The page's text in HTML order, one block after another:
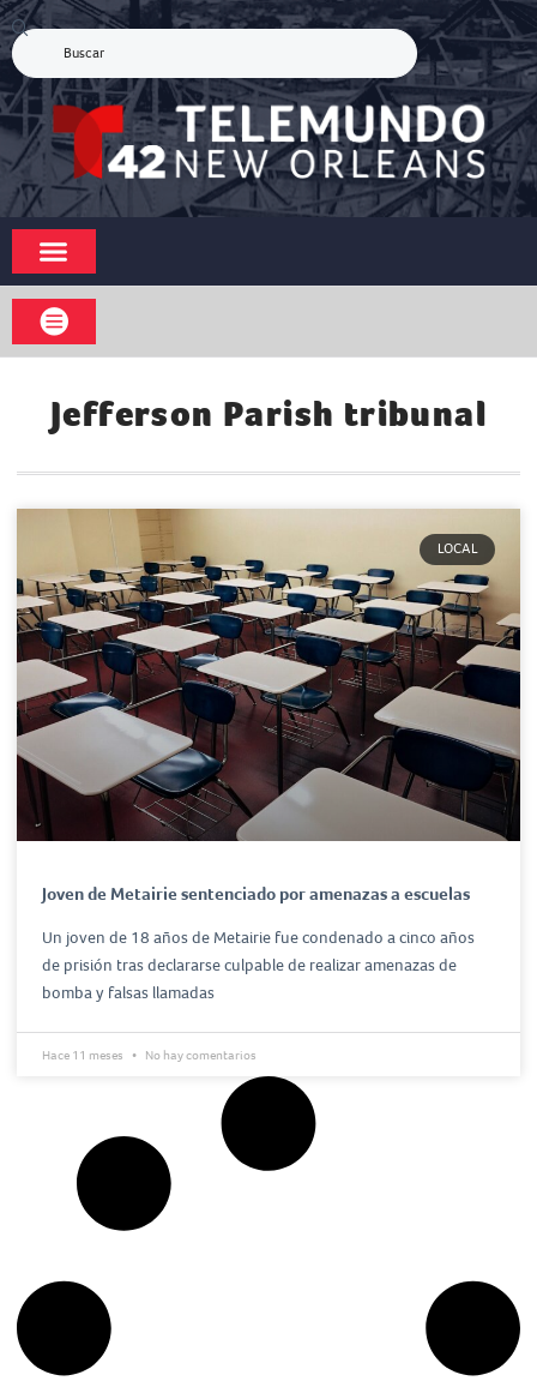
Jefferson Parish tribunal
LOCAL
Joven de Metairie sentenciado por amenazas a escuelas
Un joven de 18 años de Metairie fue condenado a cinco años
de prisión tras declararse culpable de realizar amenazas de
bomba y falsas llamadas
Hace 11 meses No hay comentarios